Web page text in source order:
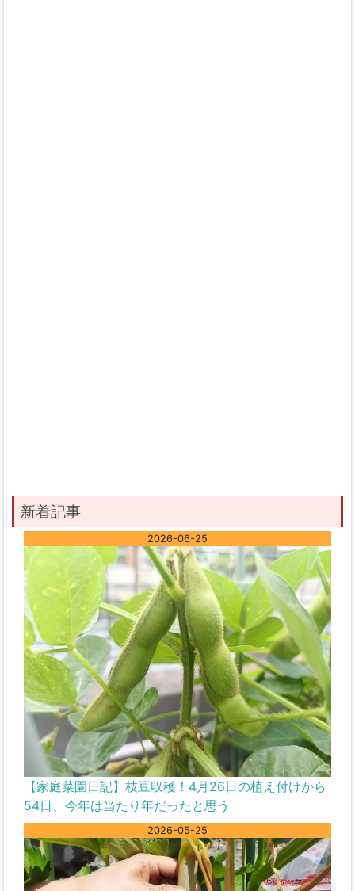
新着記事
2026-06-25
【家庭菜園日記】枝豆収穫！4月26日の植え付けから
54日、今年は当たり年だったと思う
2026-05-25